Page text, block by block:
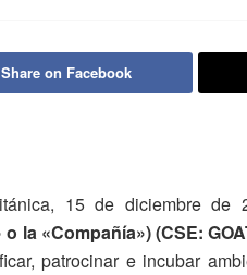
Share on Facebook
15 de diciembre de
la «Compañía») (CSE:
patrocinar e incubar